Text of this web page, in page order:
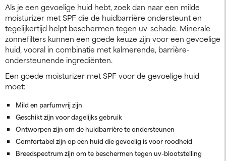
Als je een gevoelige huid hebt, zoek dan naar een milde
moisturizer met SPF die de huidbarrière ondersteunt en
tegelijkertijd helpt beschermen tegen uv-schade. Minerale
zonnefilters kunnen een goede keuze zijn voor een gevoelige
huid, vooral in combinatie met kalmerende, barrière-
ondersteunende ingrediënten.
Een goede moisturizer met SPF voor de gevoelige huid
moet:
Mild en parfumvrij zijn
Geschikt zijn voor dagelijks gebruik
Ontworpen zijn om de huidbarrière te ondersteunen
Comfortabel zijn op een huid die gevoelig is voor roodheid
Breedspectrum zijn om te beschermen tegen uv-blootstelling